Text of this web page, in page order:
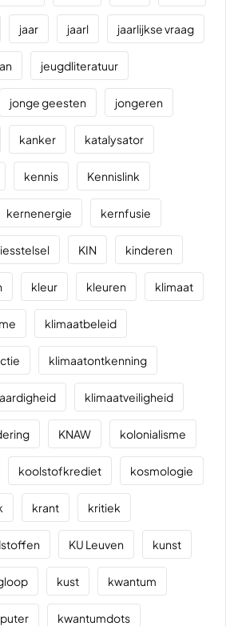
jaar jaarl jaarlijkse vraag
jeugdliteratuur
jonge geesten jongeren
kanker katalysator
kennis Kennislink
kernenergie kernfusie
KIN kinderen
kleur kleuren klimaat
klimaatbeleid
klimaatontkenning
klimaatveiligheid
KNAW kolonialisme
koolstofkrediet kosmologie
krant kritiek
KU Leuven kunst
kust kwantum
kwantumdots